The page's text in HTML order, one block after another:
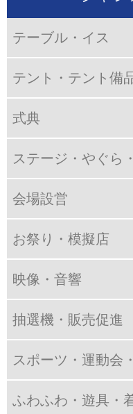
テーブル・イス
テント・テント備
式典
ステージ・やぐら
会場設営
お祭り・模擬店
映像・音響
抽選機・販売促進
スポーツ・運動会
ふわふわ・遊具・